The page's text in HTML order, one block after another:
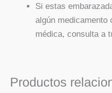
Si estas
algún medicamento
médica, consulta a
Productos